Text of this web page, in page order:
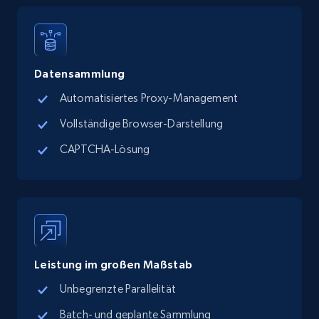
more.
13.2K+ 1.7K+
Google Maps full information - discover
more.
Datensammlung
Automatisiertes Proxy-Management
Vollständige Browser-Darstellung
CAPTCHA-Lösung
Leistung im großen Maßstab
Unbegrenzte Parallelität
Batch- und geplante Sammlung